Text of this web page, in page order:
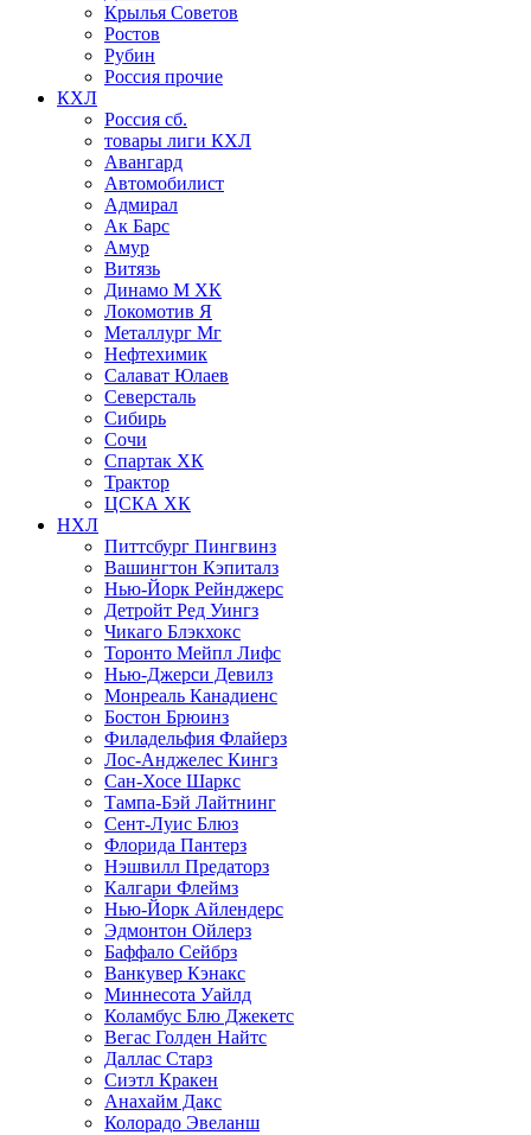
Крылья Советов
Ростов
Рубин
Россия прочие
КХЛ
Россия сб.
товары лиги КХЛ
Авангард
Автомобилист
Адмирал
Ак Барс
Амур
Витязь
Динамо М ХК
Локомотив Я
Металлург Мг
Нефтехимик
Салават Юлаев
Северсталь
Сибирь
Сочи
Спартак ХК
Трактор
ЦСКА ХК
НХЛ
Питтсбург Пингвинз
Вашингтон Кэпиталз
Нью-Йорк Рейнджерс
Детройт Ред Уингз
Чикаго Блэкхокс
Торонто Мейпл Лифс
Нью-Джерси Девилз
Монреаль Канадиенс
Бостон Брюинз
Филадельфия Флайерз
Лос-Анджелес Кингз
Сан-Хосе Шаркс
Тампа-Бэй Лайтнинг
Сент-Луис Блюз
Флорида Пантерз
Нэшвилл Предаторз
Калгари Флеймз
Нью-Йорк Айлендерс
Эдмонтон Ойлерз
Баффало Сейбрз
Ванкувер Кэнакс
Миннесота Уайлд
Коламбус Блю Джекетс
Вегас Голден Найтс
Даллас Старз
Сиэтл Кракен
Анахайм Дакс
Колорадо Эвеланш